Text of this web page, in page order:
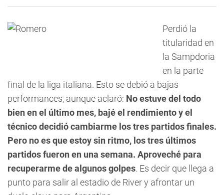
Perdió la
titularidad en
la Sampdoria
en la parte
final de la liga italiana. Esto se debió a bajas
performances, aunque aclaró: No estuve del todo
bien en el último mes, bajé el rendimiento y el
técnico decidió cambiarme los tres partidos finales.
Pero no es que estoy sin ritmo, los tres últimos
partidos fueron en una semana. Aproveché para
recuperarme de algunos golpes. Es decir que llega a
punto para salir al estadio de River y afrontar un